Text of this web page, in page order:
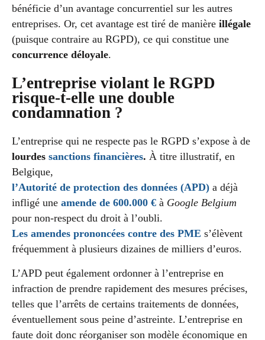
bénéficie d’un avantage concurrentiel sur les autres
entreprises. Or, cet avantage est tiré de manière illégale
(puisque contraire au RGPD), ce qui constitue une
concurrence déloyale.
L’entreprise violant le RGPD
risque-t-elle une double
condamnation ?
L’entreprise qui ne respecte pas le RGPD s’expose à de
lourdes sanctions financières. À titre illustratif, en
Belgique,
l’Autorité de protection des données (APD) a déjà
infligé une amende de 600.000 € à Google Belgium
pour non-respect du droit à l’oubli.
Les amendes prononcées contre des PME s’élèvent
fréquemment à plusieurs dizaines de milliers d’euros.
L’APD peut également ordonner à l’entreprise en
infraction de prendre rapidement des mesures précises,
telles que l’arrêts de certains traitements de données,
éventuellement sous peine d’astreinte. L’entreprise en
faute doit donc réorganiser son modèle économique en